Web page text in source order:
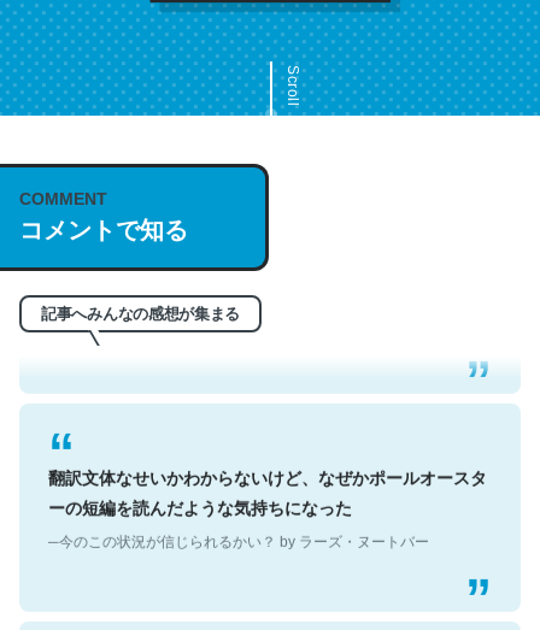
Scroll
COMMENT
コメントで知る
記事へみんなの感想が集まる
これは名文。彼はとてもクレバーなんだろうなと凄く思
う。英語少しでも読める人は原文もお勧め。自分はこの流
─今のこの状況が信じられるかい？ by ラーズ・ヌートバー
翻訳文体なせいかわからないけど、なぜかポールオースタ
ーの短編を読んだような気持ちになった